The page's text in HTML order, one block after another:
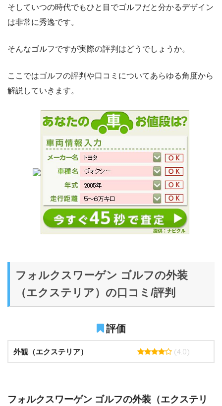
そしていつの時代でもひと目でゴルフだと分かるデザイン
は非常に秀逸です。
そんなゴルフですが実際の評判はどうでしょうか。
ここではゴルフの評判や口コミについてあらゆる角度から
解説していきます。
フォルクスワーゲン ゴルフの外装
（エクステリア）の口コミ/評判
評価
外観（エクステリア） (4.0)
フォルクスワーゲン ゴルフの外装（エクステリ